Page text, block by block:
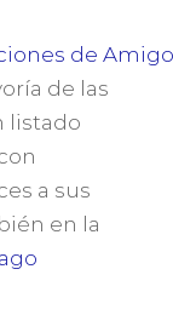
de
de las
listado
a sus
en la